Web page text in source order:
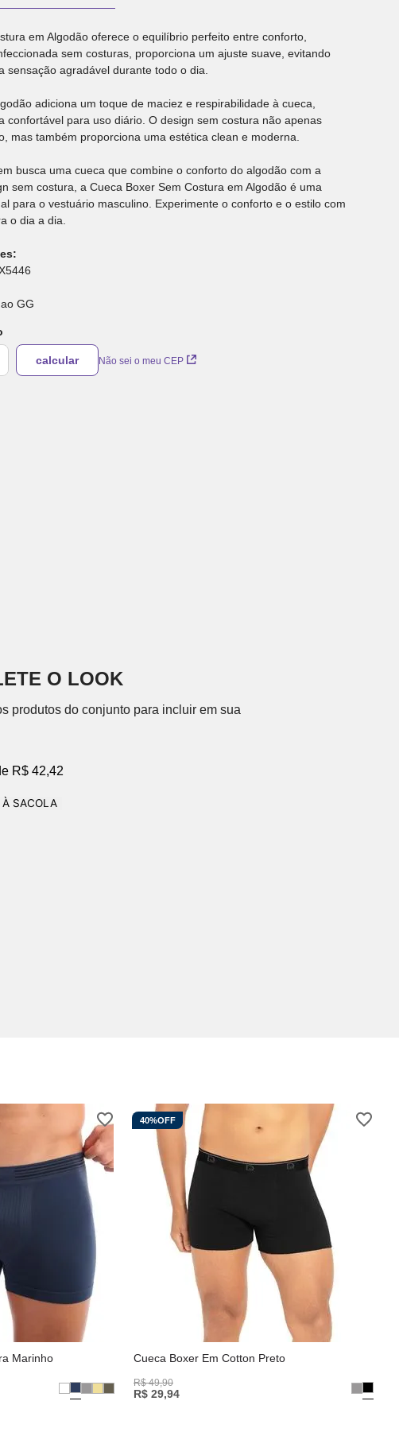
em Algodão oferece o equilíbrio perfeito entre conforto,
sem costuras, proporciona um ajuste suave, evitando
sensação agradável durante todo o dia.
adiciona um toque de maciez e respirabilidade à cueca,
confortável para uso diário. O design sem costura não apenas
mas também proporciona uma estética clean e moderna.
busca uma cueca que combine o conforto do algodão com a
sem costura, a Cueca Boxer Sem Costura em Algodão é uma
para o vestuário masculino. Experimente o conforto e o estilo com
o dia a dia.
GG
Não sei o meu CEP
O LOOK
produtos do conjunto para incluir em sua
R$ 42,42
SACOLA
Marinho
40%OFF
Cueca Boxer Em Cotton Preto
R$ 49,90
R$ 29,94